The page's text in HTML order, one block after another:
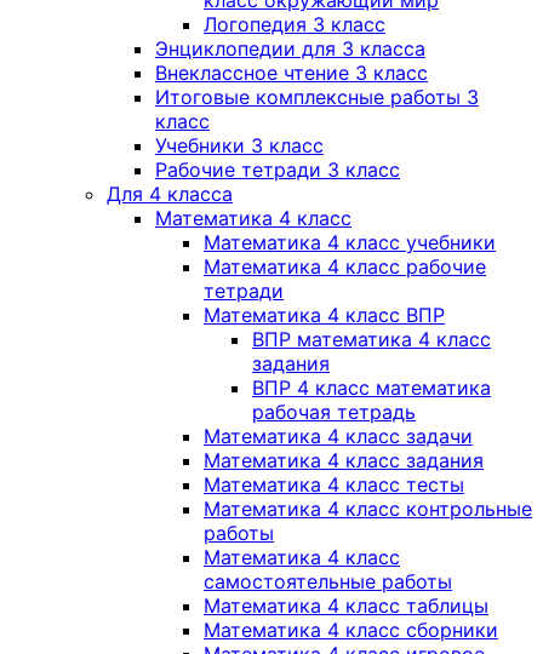
Логопедия 3 класс
Энциклопедии для 3 класса
Внеклассное чтение 3 класс
Итоговые комплексные работы 3
класс
Учебники 3 класс
Рабочие тетради 3 класс
Для 4 класса
Математика 4 класс
Математика 4 класс учебники
Математика 4 класс рабочие
тетради
Математика 4 класс ВПР
ВПР математика 4 класс
задания
ВПР 4 класс математика
рабочая тетрадь
Математика 4 класс задачи
Математика 4 класс задания
Математика 4 класс тесты
Математика 4 класс контрольные
работы
Математика 4 класс
самостоятельные работы
Математика 4 класс таблицы
Математика 4 класс сборники